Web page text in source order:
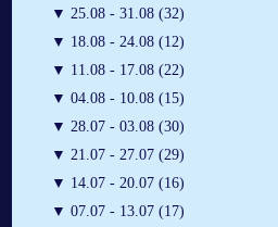
▼ 25.08 - 31.08 (32)
▼ 18.08 - 24.08 (12)
▼ 11.08 - 17.08 (22)
▼ 04.08 - 10.08 (15)
▼ 28.07 - 03.08 (30)
▼ 21.07 - 27.07 (29)
▼ 14.07 - 20.07 (16)
▼ 07.07 - 13.07 (17)